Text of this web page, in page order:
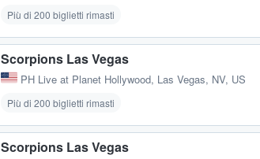
Più di 200 biglietti rimasti
Scorpions Las Vegas
PH Live at Planet Hollywood, Las Vegas, NV, US
Più di 200 biglietti rimasti
Scorpions Las Vegas